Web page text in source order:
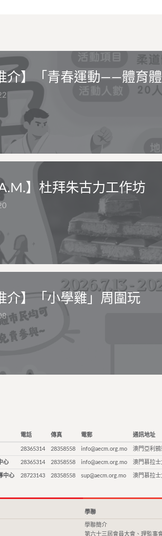
介】「青春運動——體育
A.M.】杜拜朱古力工作坊
介】「小學雞」周圍玩
電話 傳真 電郵 通訊地址
28365314 28358558 info@aecm.org.mo 澳門亞利
心 28365314 28358558 info@aecm.org.mo 澳門慕拉
中心 28723143 28358558 sup@aecm.org.mo 澳門慕拉
學聯
學聯簡介
第六十三屆會員大會、理監事